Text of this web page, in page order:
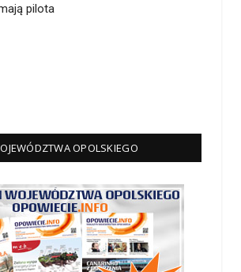
pilota
OPOLSKIEGO